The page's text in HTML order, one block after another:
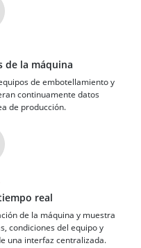
de la máquina
de embotellamiento y
continuamente datos
de producción.
real
de la máquina y muestra
condiciones del equipo y
una interfaz centralizada.